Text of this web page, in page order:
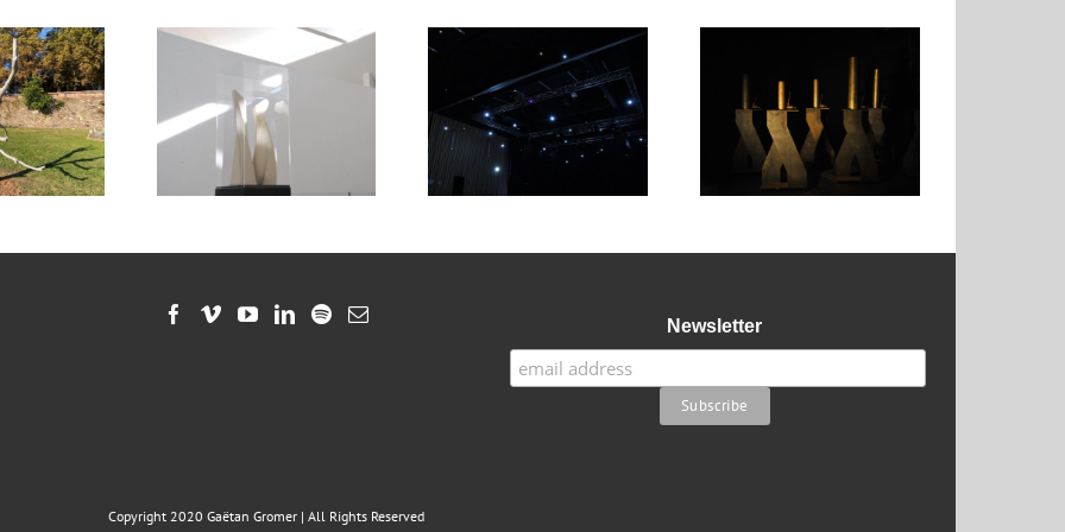
(2020)
Scintillements
Lorette (2018)
Printemps
Silencieux (2022)
Newsletter
Copyright 2020 Gaëtan Gromer | All Rights Reserved